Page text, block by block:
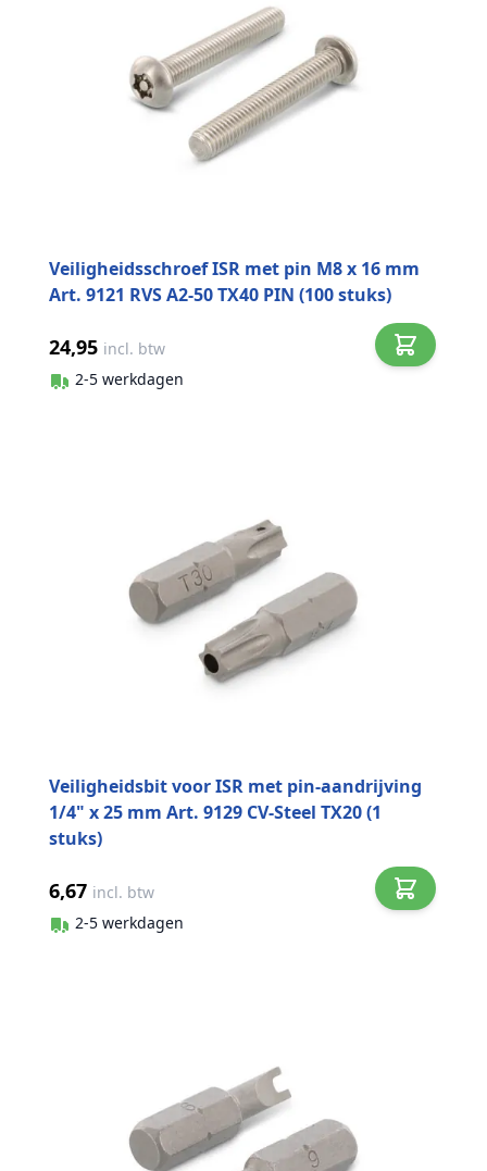
Veiligheidsschroef ISR met pin M8 x 16 mm
Art. 9121 RVS A2-50 TX40 PIN (100 stuks)
24,95 incl. btw
2-5 werkdagen
Veiligheidsbit voor ISR met pin-aandrijving
1/4" x 25 mm Art. 9129 CV-Steel TX20 (1
stuks)
6,67 incl. btw
2-5 werkdagen